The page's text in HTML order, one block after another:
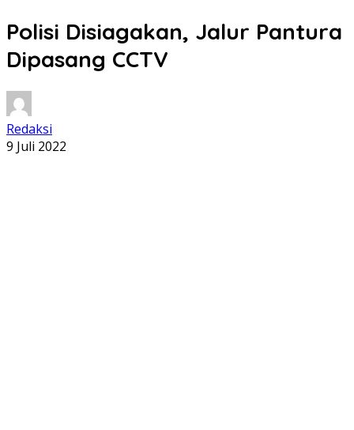
Polisi Disiagakan, Jalur Pantura
Dipasang CCTV
Redaksi
9 Juli 2022